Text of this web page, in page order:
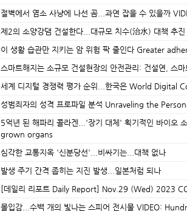
절벽에서 염소 사냥에 나선 곰...과연 잡을 수 있을까
제2의 소양강댐 건설한다...대규모 치수(治水) 대책 추진
이 생활 습관만 지키는 암 위험 팍 줄인다 Greater
스마트해지는 소규모 건설현장의 안전관리: 건설연, 스
세계 디지털 경쟁력 평가 순위...한국은 World Digital
성범죄자의 성격 프로파일 분석 Unraveling the
5억년 된 해파리 콜라겐...'장기 대체' 획기적인 바이
grown organs
심각한 교통지옥 '신분당선'...비싸기는...대책 없나
발생 주기 간격 좁히는 지진 발생...일본처럼 되나
[데일리 리포트 Daily Report] Nov.29 (Wed) 2023
몰입감...수백 개의 빛나는 스피어 전시물 VIDEO: